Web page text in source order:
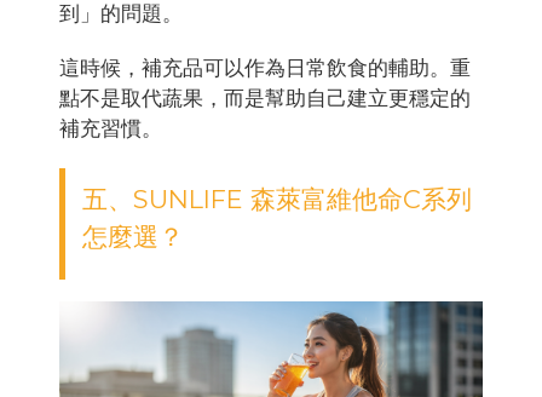
到」的問題。
這時候，補充品可以作為日常飲食的輔助。重
點不是取代蔬果，而是幫助自己建立更穩定的
補充習慣。
五、SUNLIFE 森萊富維他命C系列
怎麼選？